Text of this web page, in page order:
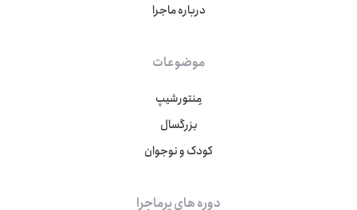
درباره ماجرا
موضوعات
مِنتورشیپ
بزرگسال
کودک و نوجوان
دوره های پرماجرا